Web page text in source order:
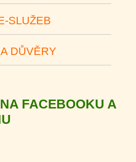
SLUŽEB
DŮVĚRY
FACEBOOKU A